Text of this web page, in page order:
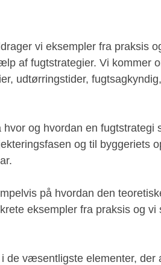
vi eksempler fra praksis
af fugtstrategier. Vi kommer
udtørringstider,
og hvordan en fugtstrategi
og til byggeriets
på hvordan den
eksempler fra praksis og
de væsentligste elementer,